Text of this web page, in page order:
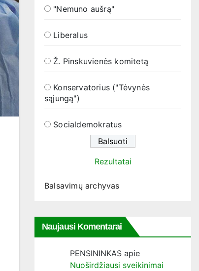
"Nemuno aušrą"
Liberalus
Ž. Pinskuvienės komitetą
Konservatorius ("Tėvynės
sąjungą")
Socialdemokratus
Rezultatai
Balsavimų archyvas
Naujausi Komentarai
PENSININKAS apie
Nuoširdžiausi sveikinimai